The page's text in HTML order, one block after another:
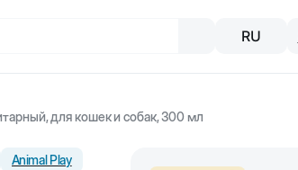
RU
для кошек и собак, 300 мл
Animal Play